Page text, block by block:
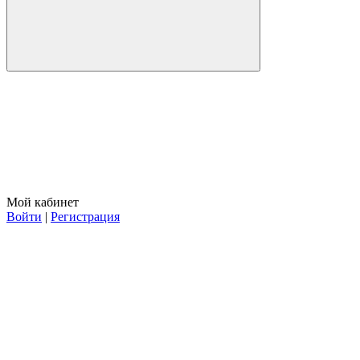
Мой кабинет
Войти | Регистрация